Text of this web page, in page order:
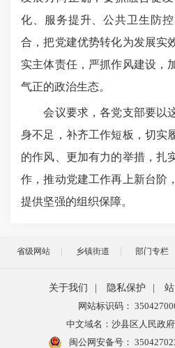
化、服务提升、公共卫生防
合，把党建优势转化为发展实
实主体责任，严抓作风建设，
气正的政治生态。
会议要求，各党支部要以
身不足，补齐工作短板，切实
的作风、更加有力的举措，扎
作，推动党建工作再上新台阶
提供坚强的组织保障。
省级网站 乡镇街道 部门专栏
关于我们 隐私保护
网站标识码：
中文域名：沙县区人民政
闽公网安备号：